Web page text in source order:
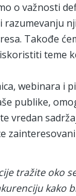
o važnosti
i razumevanju
Takođe
teme
webinara i
publike,
vredan
tražite oko
kako